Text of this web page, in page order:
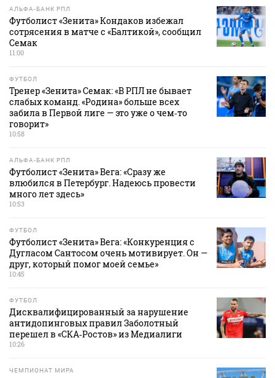
АЛЬФА-БАНК РПЛ
Футболист «Зенита» Кондаков избежал
сотрясения в матче с «Балтикой», сообщил
Семак
11:00
ФУТБОЛ
Тренер «Зенита» Семак: «В РПЛ не бывает
слабых команд. «Родина» больше всех
забила в Первой лиге — это уже о чем‑то
говорит»
10:58
АЛЬФА-БАНК РПЛ
Футболист «Зенита» Вега: «Сразу же
влюбился в Петербург. Надеюсь провести
много лет здесь»
10:53
ФУТБОЛ
Футболист «Зенита» Вега: «Конкуренция с
Дугласом Сантосом очень мотивирует. Он —
друг, который помог моей семье»
10:45
ФУТБОЛ
Дисквалифицированный за нарушение
антидопинговых правил Заболотный
перешел в «СКА‑Ростов» из Медиалиги
10:26
ЧЕМПИОНАТ МИРА